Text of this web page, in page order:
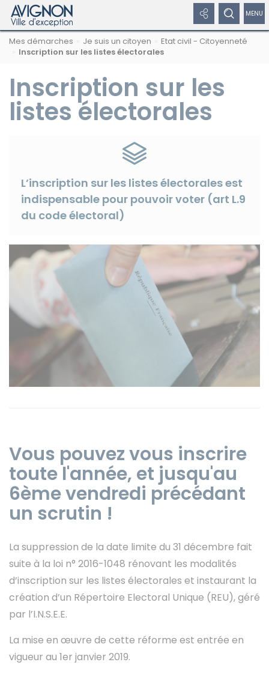
Afficher
le
Rechercher
sur
Afficher
les
réseaux
sociaux
Nous
suivre
les
réseaux
sociaux
Facebook
Twitter
Navigation
parMes démarches Je suis un citoyen
Etat civil - Citoyenneté
Inscription sur les listes électorales
Inscription sur les
listes électorales
L’inscription sur les listes électorales est
indispensable pour pouvoir voter (art L.9
du code électoral)
Vous pouvez vous inscrire
toute l'année, et jusqu'au
6ème vendredi précédant
un scrutin !
La suppression de la date limite du 31 décembre fait
suite à la loi n° 2016-1048 rénovant les modalités
d’inscription sur les listes électorales et instaurant la
création d’un Répertoire Electoral Unique (REU), géré
par l’I.N.S.E.E.
La mise en œuvre de cette réforme est entrée en
vigueur au 1er janvier 2019.
Panneau de gestion des cookies